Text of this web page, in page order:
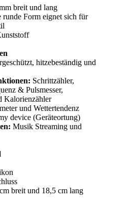
breit und lang
runde Form eignet sich für
hitzebeständig und
Schrittzähler,
& Pulsmesser,
Kalorienzähler
und Wettertendenz
device (Geräteortung)
Musik Streaming und
breit und 18,5 cm lang